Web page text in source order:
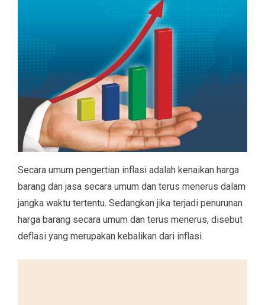
Secara umum pengertian inflasi adalah kenaikan harga
barang dan jasa secara umum dan terus menerus dalam
jangka waktu tertentu. Sedangkan jika terjadi penurunan
harga barang secara umum dan terus menerus, disebut
deflasi yang merupakan kebalikan dari inflasi.